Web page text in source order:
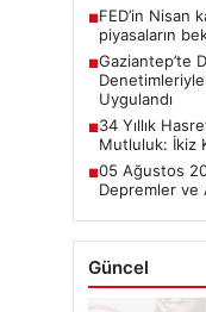
■FED’in Nisan
piyasaların
■Gaziantep’te
Uygulandı
■34 Yıllık
Mutluluk: İkiz
■05 Ağustos
Depremler ve
Güncel